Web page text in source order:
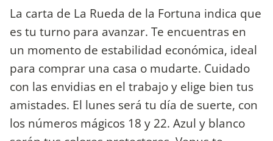
La carta de La Rueda de la Fortuna indica que
es tu turno para avanzar. Te encuentras en
un momento de estabilidad económica, ideal
para comprar una casa o mudarte. Cuidado
con las envidias en el trabajo y elige bien tus
amistades. El lunes será tu día de suerte, con
los números mágicos 18 y 22. Azul y blanco